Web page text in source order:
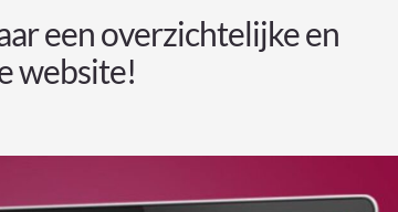
een overzichtelijke en
website!